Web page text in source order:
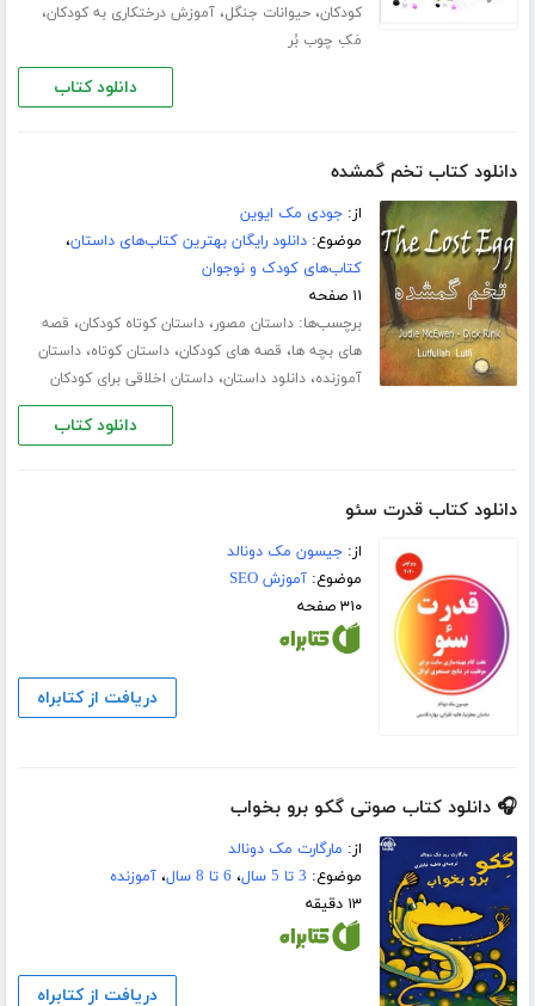
کودکان،حیوانات جنگل،آموزش درختکاری به کودکان،
مَکِ چوب بُر
دانلود کتاب
دانلود کتاب تخم گمشده
از:جودی مک ایوین
موضوع:دانلود رایگان بهترین کتاب‌های داستان،
کتاب‌های کودک و نوجوان
۱۱ صفحه
برچسب‌ها:داستان مصور،داستان کوتاه کودکان، قصه
های بچه ها، قصه های کودکان،داستان کوتاه،داستان
آموزنده،دانلود داستان،داستان اخلاقی برای کودکان
دانلود کتاب
دانلود کتاب قدرت سئو
از:جیسون مک دونالد
موضوع:آموزش SEO
۳۱۰ صفحه
دریافت از کتابراه
🎧 دانلود کتاب صوتی گکو برو بخواب
از: مارگارت مک دونالد
موضوع: 3 تا 5 سال ، 6 تا 8 سال ،آموزنده
۱۳ دقیقه
دریافت از کتابراه